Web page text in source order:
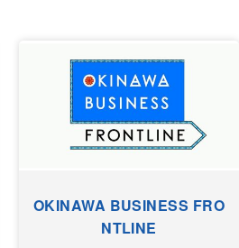
OKINAWA BUSINESS FRO
NTLINE